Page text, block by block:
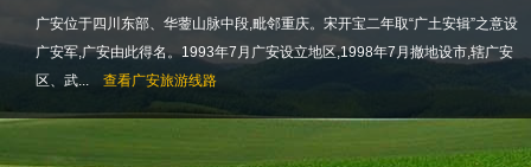
广安位于四川东部、华蓥山脉中段,毗邻重庆。宋开宝二年取“广土安辑”之意设
广安军,广安由此得名。1993年7月广安设立地区,1998年7月撤地设市,辖广安
区、武...
查看广安旅游线路